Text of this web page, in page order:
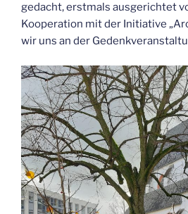
gedacht, erst­mals aus­ge­rich­tet
Koope­ra­ti­on mit der Initia­ti­ve
wir uns an der